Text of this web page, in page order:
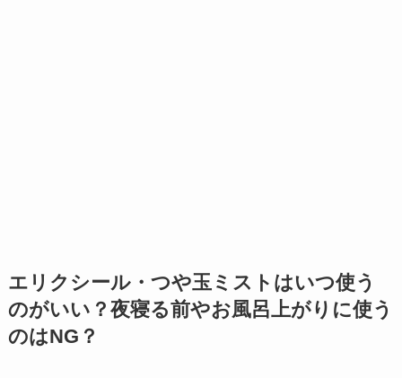
エリクシール・つや玉ミストはいつ使う
のがいい？夜寝る前やお風呂上がりに使う
のはNG？